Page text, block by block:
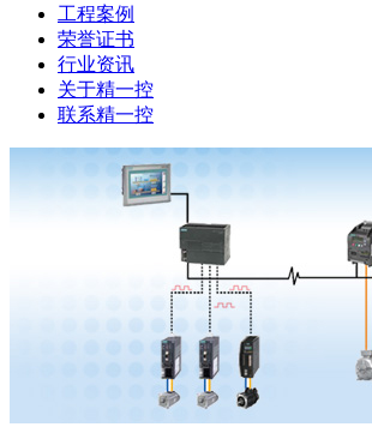
工程案例
荣誉证书
行业资讯
关于精一控
联系精一控